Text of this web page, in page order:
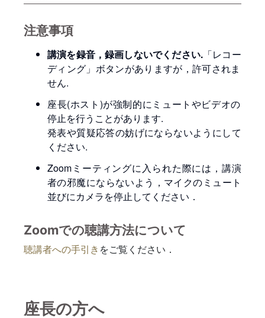
注意事項
講演を録音，録画しないでください.「レコー
ディング」ボタンがありますが，許可されま
せん.
座長(ホスト)が強制的にミュートやビデオの
停止を行うことがあります.
発表や質疑応答の妨げにならないようにして
ください.
Zoomミーティングに入られた際には，講演
者の邪魔にならないよう，マイクのミュート
並びにカメラを停止してください．
Zoomでの聴講方法について
聴講者への手引き をご覧ください．
座長の方へ